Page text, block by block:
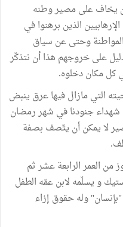
يخاف على مصير وطنه
الذين برهنوا في
وحتى عن سياق
على خروجهم هذا أن نتذكّر
كل مكان دخلوه.
التي مازال فيها عرق ينبض
شهداء جنودنا في شهر رمضان
لا يمكن أن يتّصف بصفة
من العمر الرابعة عشر ثم
و يسلّمه لابن عمّه الطفل
وله حقوق إزاء